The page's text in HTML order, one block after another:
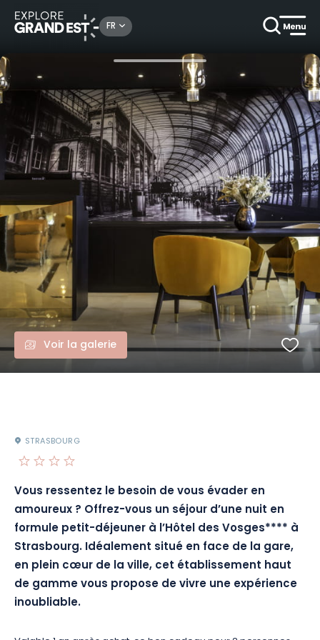
FR
Haut de gamme Séjour escapade en couple à Strasbourg
Voir la galerie
STRASBOURG
Vous ressentez le besoin de vous évader en
amoureux ? Offrez-vous un séjour d’une nuit en
formule petit-déjeuner à l’Hôtel des Vosges**** à
Strasbourg. Idéalement situé en face de la gare,
en plein cœur de la ville, cet établissement haut
de gamme vous propose de vivre une expérience
inoubliable.